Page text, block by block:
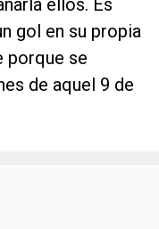
ellos. Es
gol en su propia
porque se
de aquel 9 de